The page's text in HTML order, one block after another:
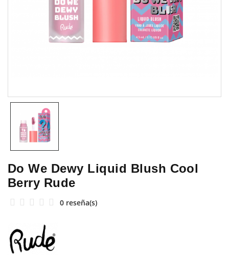
Do We Dewy Liquid Blush Cool
Berry Rude
0 reseña(s)